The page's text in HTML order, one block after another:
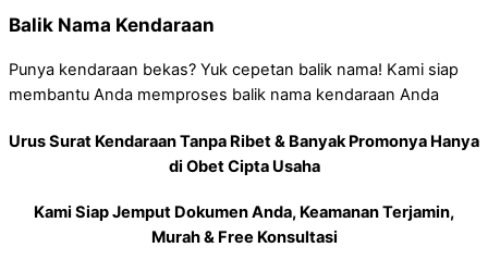
Balik Nama Kendaraan
Punya kendaraan bekas? Yuk cepetan balik nama! Kami siap
membantu Anda memproses balik nama kendaraan Anda
Urus Surat Kendaraan Tanpa Ribet & Banyak Promonya Hanya
di Obet Cipta Usaha
Kami Siap Jemput Dokumen Anda, Keamanan Terjamin,
Murah & Free Konsultasi